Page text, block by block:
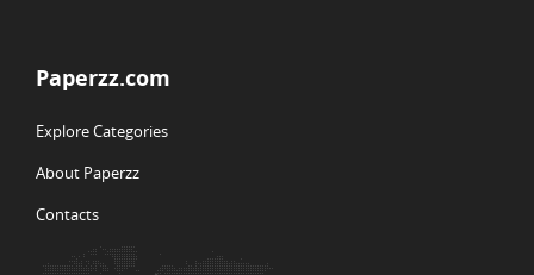
Paperzz.com
Explore Categories
About Paperzz
Contacts